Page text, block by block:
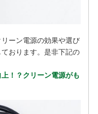
ーン電源の効果や選び
おります。是非下記の
！？クリーン電源がも